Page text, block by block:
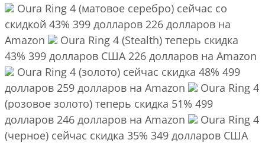
Oura Ring 4 (матовое серебро) сейчас со
скидкой 43% 399 долларов 226 долларов на
Amazon
Oura Ring 4 (Stealth) теперь скидка
43% 399 долларов США 226 долларов на Amazon
Oura Ring 4 (золото) сейчас скидка 48% 499
долларов 259 долларов на Amazon
Oura Ring 4
(розовое золото) теперь скидка 51% 499
долларов 246 долларов на Amazon
Oura Ring 4
(черное) сейчас скидка 35% 349 долларов США